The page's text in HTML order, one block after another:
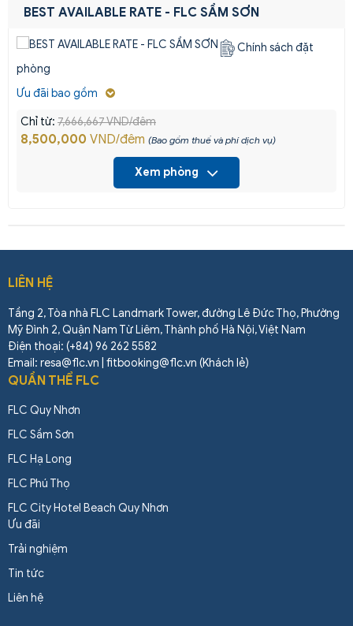
BEST AVAILABLE RATE - FLC SẦM SƠN
Chính sách đặt
phòng
Ưu đãi bao gồm
Chỉ từ: 7,666,667 VND/đêm
8,500,000 VND/đêm (Bao gồm thuế và phí dịch vụ)
Xem phòng
LIÊN HỆ
Tầng 2, Tòa nhà FLC Landmark Tower, đường Lê Đức Thọ, Phường
Mỹ Đình 2, Quận Nam Từ Liêm, Thành phố Hà Nội, Việt Nam
Điện thoại: (+84) 96 262 5582
Email: resa@flc.vn | fitbooking@flc.vn (Khách lẻ)
QUẦN THỂ FLC
FLC Quy Nhơn
FLC Sầm Sơn
FLC Hạ Long
FLC Phú Thọ
FLC City Hotel Beach Quy Nhơn
Ưu đãi
Trải nghiệm
Tin tức
Liên hệ